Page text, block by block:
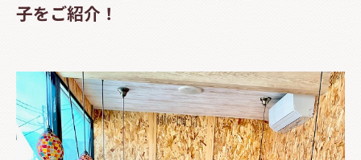
子をご紹介！